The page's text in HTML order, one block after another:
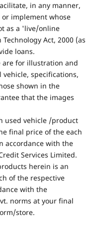
in any manner,
implement whose
as a 'live/online
Act, 2000 (as
loans.
are for illustration and
specifications,
shown in the
that the images
used vehicle /product
final price of the each
accordance with the
Services Limited.
herein is an
of the respective
with the
norms at your final
store.